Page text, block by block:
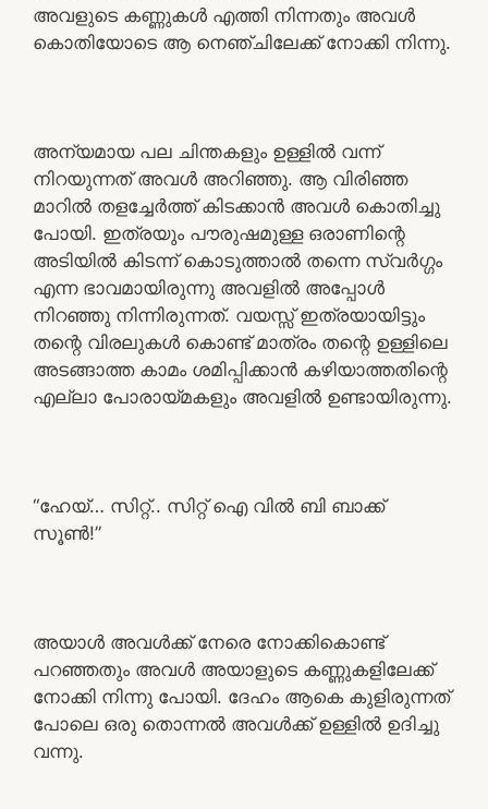
അവളുടെ കണ്ണുകൾ എത്തി നിന്നതും അവൾ
കൊതിയോടെ ആ നെഞ്ചിലേക്ക് നോക്കി നിന്നു.
അന്യമായ പല ചിന്തകളും ഉള്ളിൽ വന്ന്
നിറയുന്നത് അവൾ അറിഞ്ഞു. ആ വിരിഞ്ഞ
മാറിൽ തളച്ചേർത്ത് കിടക്കാൻ അവൾ കൊതിച്ചു
പോയി. ഇത്രയും പൗരുഷമുള്ള ഒരാണിന്റെ
അടിയിൽ കിടന്ന് കൊടുത്താൽ തന്നെ സ്വർഗ്ഗം
എന്ന ഭാവമായിരുന്നു അവളിൽ അപ്പോൾ
നിറഞ്ഞു നിന്നിരുന്നത്. വയസ്സ് ഇത്രയായിട്ടും
തന്റെ വിരലുകൾ കൊണ്ട് മാത്രം തന്റെ ഉള്ളിലെ
അടങ്ങാത്ത കാമം ശമിപ്പിക്കാൻ കഴിയാത്തതിന്റെ
എല്ലാ പോരായ്മകളും അവളിൽ ഉണ്ടായിരുന്നു.
“ഹേയ്… സിറ്റ്.. സിറ്റ് ഐ വിൽ ബി ബാക്ക്
സൂൺ!”
അയാൾ അവൾക്ക് നേരെ നോക്കികൊണ്ട്
പറഞ്ഞതും അവൾ അയാളുടെ കണ്ണുകളിലേക്ക്
നോക്കി നിന്നു പോയി. ദേഹം ആകെ കുളിരുന്നത്
പോലെ ഒരു തൊന്നൽ അവൾക്ക് ഉള്ളിൽ ഉദിച്ചു
വന്നു.